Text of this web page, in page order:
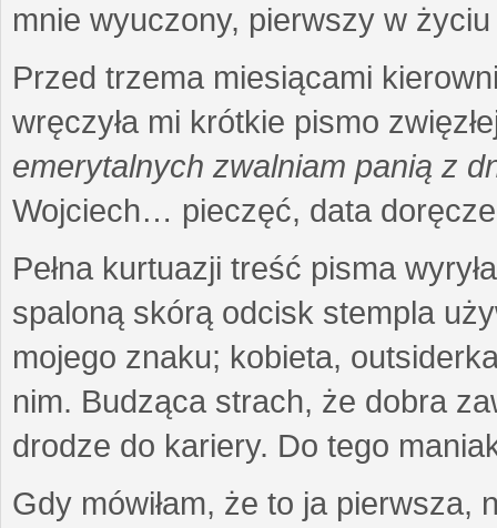
mnie wyuczony, pierwszy w
Przed trzema miesiącami
wręczyła mi krótkie pismo
emerytalnych zwalniam panią z
Wojciech… pieczęć, data
Pełna kurtuazji treść pisma
spaloną skórą odcisk stempla
mojego znaku; kobieta,
nim. Budząca strach, że dobra
drodze do kariery. Do tego
Gdy mówiłam, że to ja pierwsza,